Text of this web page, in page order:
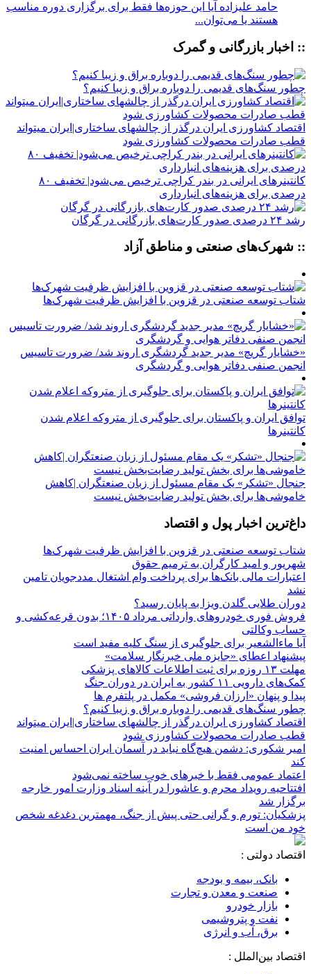
حامد علیزاده آیا این حوزه‌ها فقط برای برگزاری دوره مناسب
هستند یا می‌توان...
:: اخبار بازرگانی و گمرک
چطور سنگ‌های قدیمی را دوباره براق و زیبا کنیم؟
اقتصاد کشاورزی ایران درگذر از چالشهای ساختاری|ایران میتواند
قطب صادرات محصولات کشاورزی شود
کانتینرهای ایرانی در بندر کراچی ترخیص می‌شود| تخفیف ۸۰
درصدی برای هزینه‌های انبارداری
رشد ۲۴ درصدی صدور کارت‌های بازرگانی در گرگان
:: شهرک‌های صنعتی و مناطق آزاد
شتاب توسعه صنعتی در قزوین با افزایش ظرفیت شهرک‌ها
«خشایار گریچ» مدیر جدید گردشگری اروند شد/ ضرورت تاسیس
انجمن صنفی دفاتر هوایی و گردشگری
توافق ایران و پاکستان برای جلوگیری از متروکه اعلام شدن
کانتینرها
جنجال «تشکر» یک مقام مسئول از زبان صنعتگران |کاهش
خاموشی‌ها برای بخش تولید رضایت‌بخش نیست
داغ‌ترین اخبار پول و اقتصاد
شتاب توسعه صنعتی در قزوین با افزایش ظرفیت شهرک‌ها
شهریور و امید کارگران به ترمیم حقوق
اعتبارات مالی بانک‌ها برای پرداخت وام اشتغال مددجویان تامین
نشد
دوران طلایی گلدن ویزا به پایان رسید؟
فروش فوری خودروهای وارداتی مرداد ۱۴۰۵؛ بدون قرعه‌کشی و
حساب وکالتی
آیا ماءالشعیر برای جلوگیری از سنگ کلیه مفید است
پیشنهاد اعطای «جایزه ملی خبرنگار سلامت»
مهلت ۱۳ روزه برای ثبت اطلاعات کالاهای پزشکی
کمک‌های دارویی ۱۱ کشور به ایران در دوران جنگ
پیدا و پنهان «ارزان فروشی» مکمل در پلتفرم ها
چطور سنگ‌های قدیمی را دوباره براق و زیبا کنیم؟
اقتصاد کشاورزی ایران درگذر از چالشهای ساختاری|ایران میتواند
قطب صادرات محصولات کشاورزی شود
امیر شکوری: دشمن هیچ‌گاه نباید در آسمان ایران احساس امنیت
کند
اعتماد عمومی فقط با خبرهای خوب ساخته نمی‌شود
افتتاحیه رویداد محرم و عاشورا در آینه اسناد وزارت امور خارجه
برگزار شد
پزشکیان: تورم و گرانی حتی پیش از جنگ، مهمترین دغدغه شخص
خود من است
اقتصاد دولتی :
بانک، بیمه و بودجه
صنعت و معدن و تجارت
بازار خودرو
نفت و پتروشیمی
برق، آب و انرژی
اقتصاد بین‌الملل :